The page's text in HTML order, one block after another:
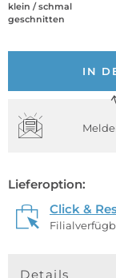
klein / schmal
geschnitten
IN
Lieferoption:
Click &
Details